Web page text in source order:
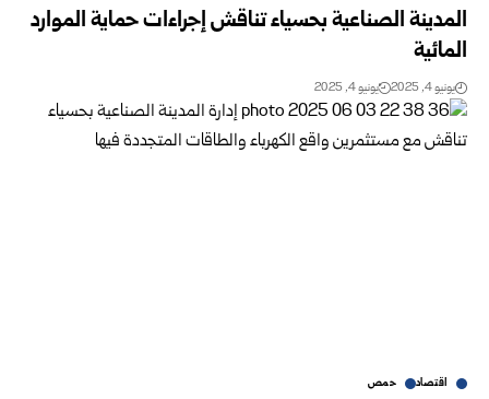
المدينة الصناعية بحسياء تناقش إجراءات حماية الموارد
المائية
يونيو 4, 2025 يونيو 4, 2025
اقتصاد حمص